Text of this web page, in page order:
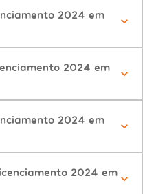
2024 em
2024 em
2024 em
2024 em